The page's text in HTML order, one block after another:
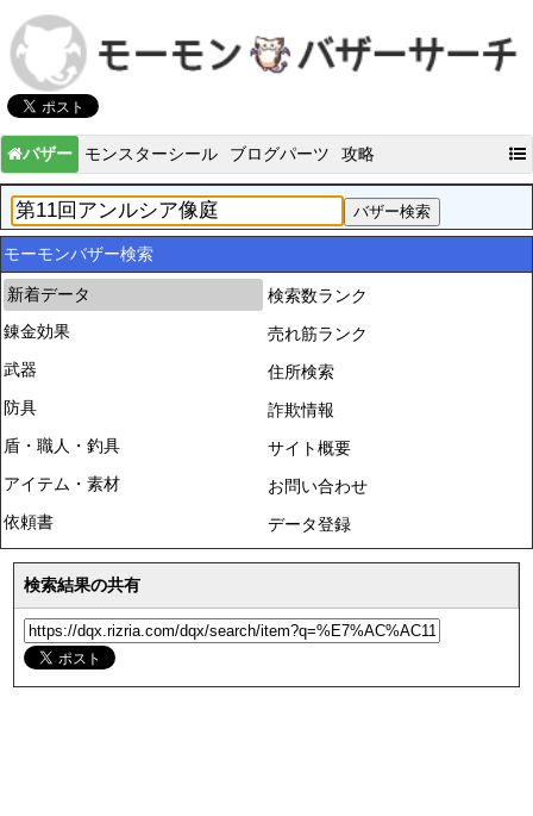
バザー モンスターシール ブログパーツ 攻略
モーモンバザー検索
新着データ
錬金効果
武器
防具
盾・職人・釣具
アイテム・素材
依頼書
検索数ランク
売れ筋ランク
住所検索
詐欺情報
サイト概要
お問い合わせ
データ登録
検索結果の共有